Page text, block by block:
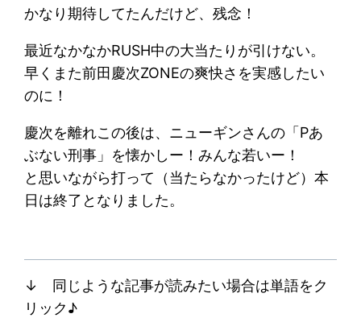
かなり期待してたんだけど、残念！
最近なかなかRUSH中の大当たりが引けない。
早くまた前田慶次ZONEの爽快さを実感したい
のに！
慶次を離れこの後は、ニューギンさんの「Pあ
ぶない刑事」を懐かしー！みんな若いー！
と思いながら打って（当たらなかったけど）本
日は終了となりました。
↓ 同じような記事が読みたい場合は単語をク
リック♪